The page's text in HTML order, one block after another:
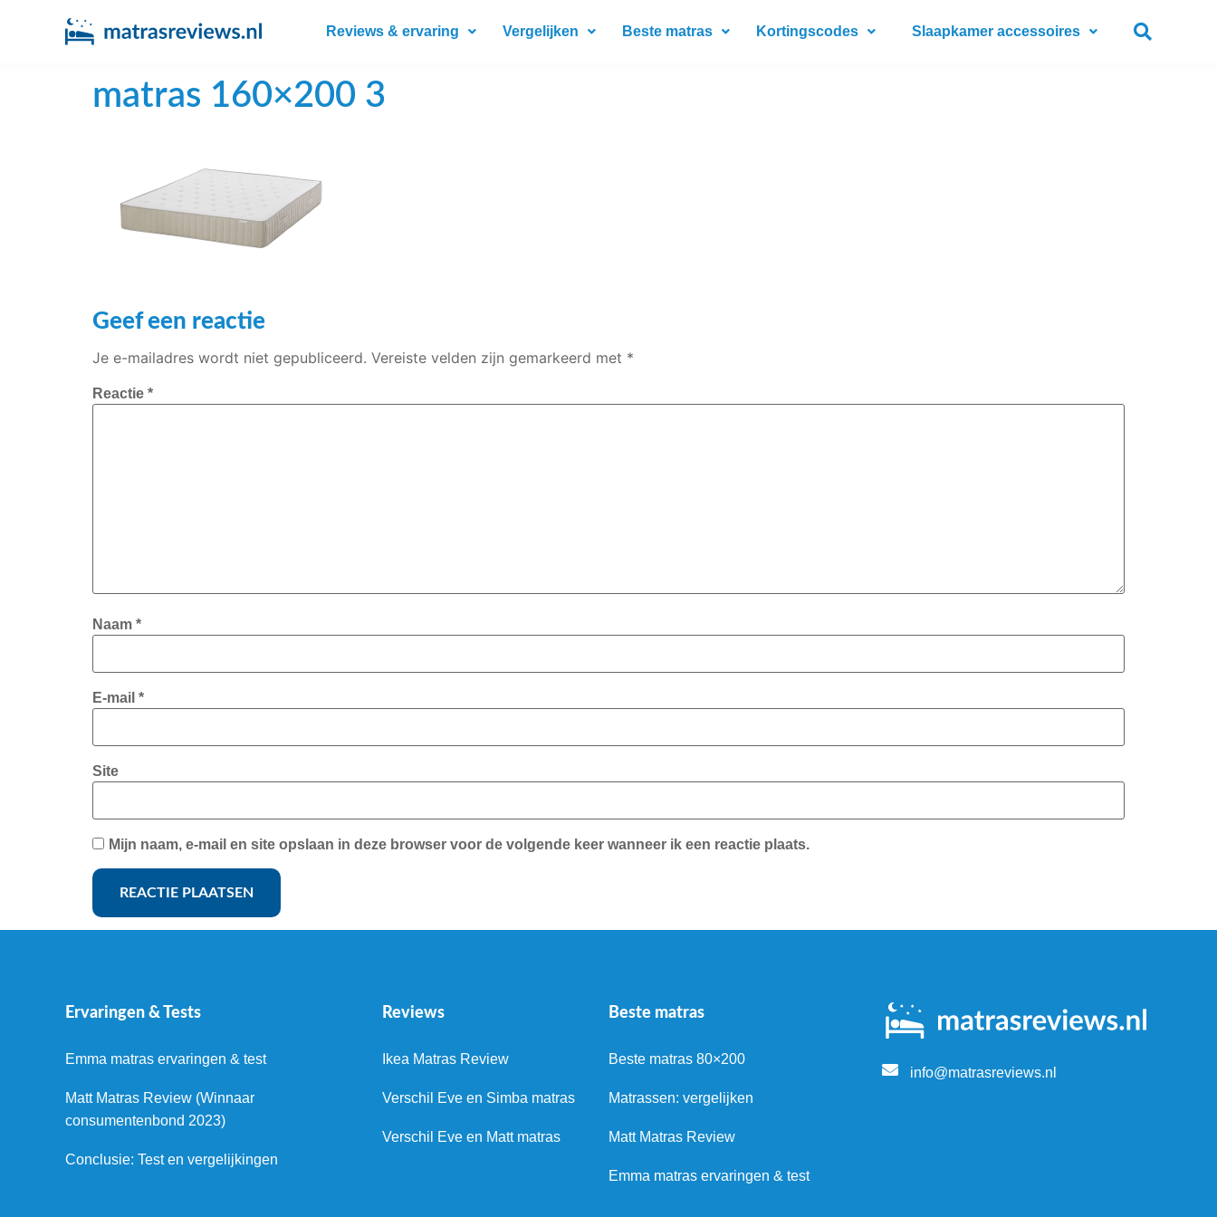
Reviews & ervaring Vergelijken Beste matras Kortingscodes Slaapkamer accessoires
matras 160×200 3
Geef een reactie
Je e-mailadres wordt niet gepubliceerd. Vereiste velden zijn gemarkeerd met *
Reactie *
Naam *
E-mail *
Site
Mijn naam, e-mail en site opslaan in deze browser voor de volgende keer wanneer ik een reactie plaats.
Ervaringen & Tests
Emma matras ervaringen & test
Matt Matras Review (Winnaar
consumentenbond 2023)
Conclusie: Test en vergelijkingen
Reviews
Ikea Matras Review
Verschil Eve en Simba matras
Verschil Eve en Matt matras
Beste matras
Beste matras 80×200
Matrassen: vergelijken
Matt Matras Review
Emma matras ervaringen & test
info@matrasreviews.nl